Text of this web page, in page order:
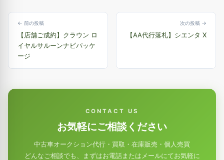
← 前の投稿
【店舗ご成約】クラウン ロ
イヤルサルーンナビパッケ
ージ
次の投稿 →
【AA代行落札】シエンタ X
CONTACT US
お気軽にご相談ください
中古車オークション代行・買取・在庫販売・個人売買
どんなご相談でも、まずはお電話またはメールにてお気軽に